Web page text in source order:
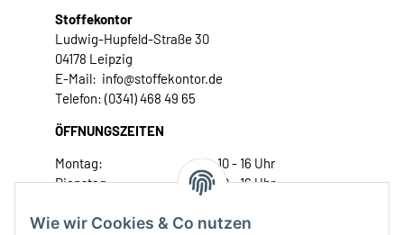
Wie wir Cookies & Co nutzen
Stoffekontor
Ludwig-Hupfeld-Straße 30
04178 Leipzig
E-Mail: info@stoffekontor.de
Telefon: (0341) 468 49 65
ÖFFNUNGSZEITEN
Montag:
10 - 16 Uhr
Dienstag:
10 - 16 Uhr
Donnerstag:
10 - 18 Uhr